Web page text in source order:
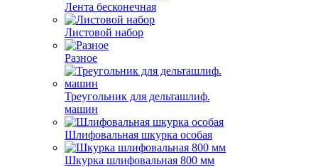
Лента бесконечная
Листовой набор
Разное
Треугольник для дельташлиф.
машин
Шлифовальная шкурка особая
Шкурка шлифовальная 800 мм